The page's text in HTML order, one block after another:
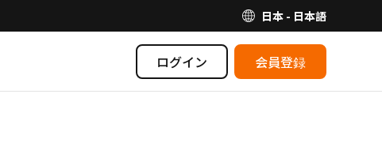
日本 - 日本語
ログイン 会員登録